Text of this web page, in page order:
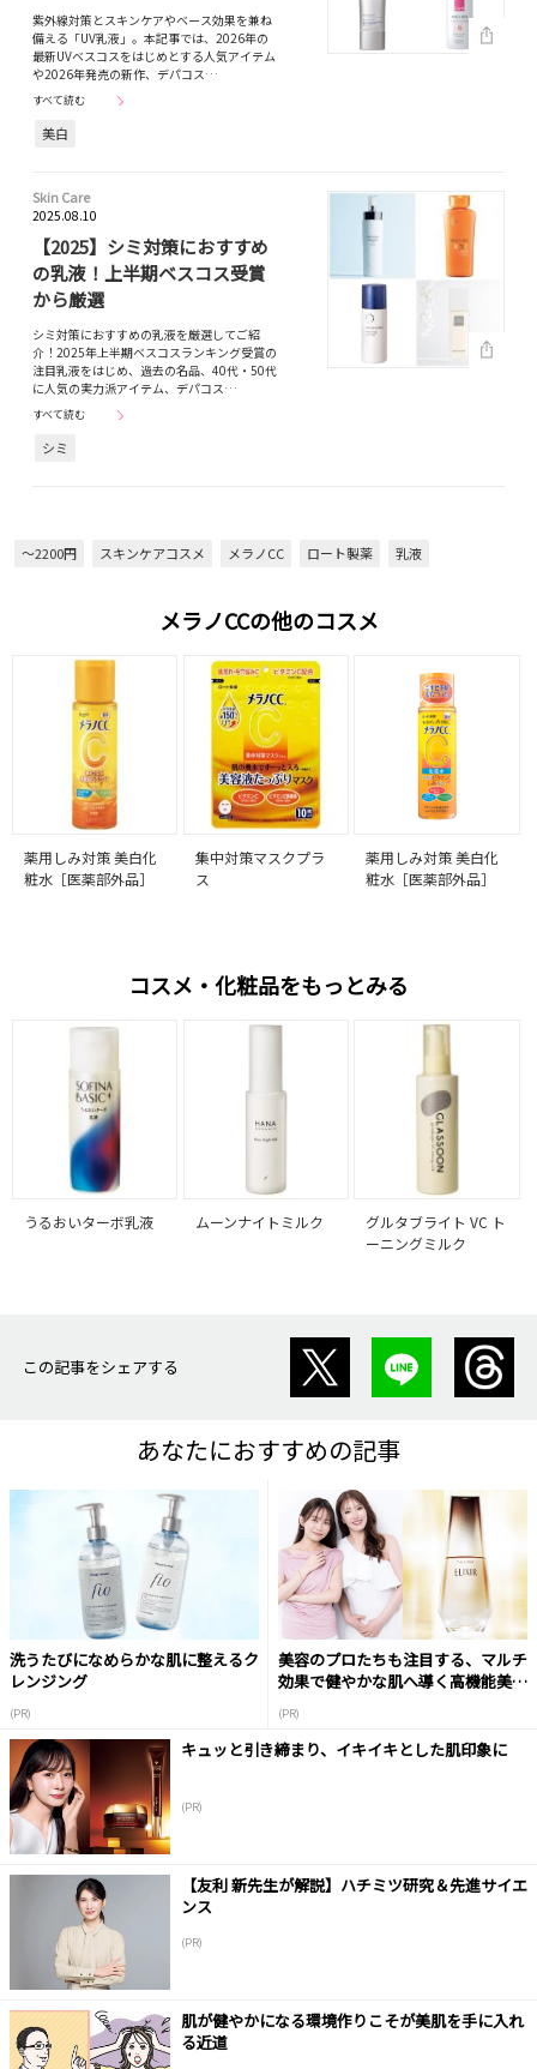
紫外線対策とスキンケアやベース効果を兼ね
備える「UV乳液」。本記事では、2026年の
最新UVベスコスをはじめとする人気アイテム
や2026年発売の新作、デパコス…
すべて読む
美白
Skin Care
2025.08.10
【2025】シミ対策におすすめ
の乳液！上半期ベスコス受賞
から厳選
シミ対策におすすめの乳液を厳選してご紹
介！2025年上半期ベスコスランキング受賞の
注目乳液をはじめ、過去の名品、40代・50代
に人気の実力派アイテム、デパコス…
すべて読む
シミ
～2200円 スキンケアコスメ メラノCC ロート製薬 乳液
メラノCCの他のコスメ
薬用しみ対策 美白化
粧水［医薬部外品］
集中対策マスクプラ
ス
薬用しみ対策 美白化
粧水［医薬部外品］
コスメ・化粧品をもっとみる
うるおいターボ乳液 ムーンナイトミルク
グルタブライト VC ト
ーニングミルク
この記事をシェアする
あなたにおすすめの記事
洗うたびになめらかな肌に整えるク
レンジング
(PR)
美容のプロたちも注目する、マルチ
効果で健やかな肌へ導く高機能美容
(PR)
キュッと引き締まり、イキイキとした肌印象に
(PR)
【友利 新先生が解説】ハチミツ研究＆先進サイエ
ンス
(PR)
肌が健やかになる環境作りこそが美肌を手に入れ
る近道